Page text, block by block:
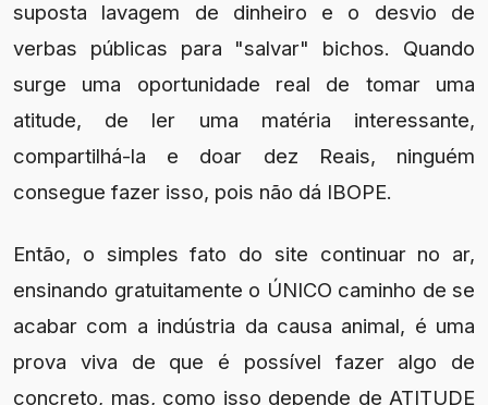
suposta lavagem de dinheiro e o desvio de
verbas públicas para "salvar" bichos. Quando
surge uma oportunidade real de tomar uma
atitude, de ler uma matéria interessante,
compartilhá-la e doar dez Reais, ninguém
consegue fazer isso, pois não dá IBOPE.
Então, o simples fato do site continuar no ar,
ensinando gratuitamente o ÚNICO caminho de se
acabar com a indústria da causa animal, é uma
prova viva de que é possível fazer algo de
concreto, mas, como isso depende de ATITUDE